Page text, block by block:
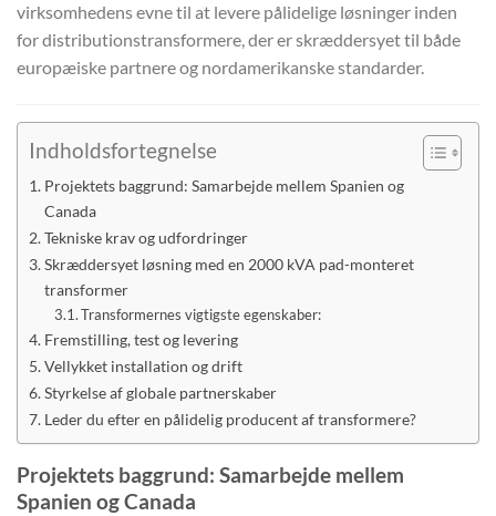
virksomhedens evne til at levere pålidelige løsninger inden
for distributionstransformere, der er skræddersyet til både
europæiske partnere og nordamerikanske standarder.
Indholdsfortegnelse
Projektets baggrund: Samarbejde mellem Spanien og
Canada
Tekniske krav og udfordringer
Skræddersyet løsning med en 2000 kVA pad-monteret
transformer
Transformernes vigtigste egenskaber:
Fremstilling, test og levering
Vellykket installation og drift
Styrkelse af globale partnerskaber
Leder du efter en pålidelig producent af transformere?
Projektets baggrund: Samarbejde mellem
Spanien og Canada